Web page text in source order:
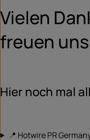
Vielen
freuen
Hier noch mal
📍 Hotwire PR